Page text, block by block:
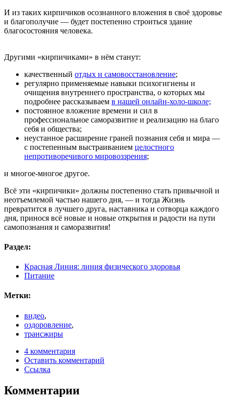
И из таких кирпичиков осознанного вложения в своё здоровье
и благополучие — будет постепенно строиться здание
благосостояния человека.
Другими «кирпичиками» в нём станут:
качественный отдых и самовосстановление;
регулярно применяемые навыки психогигиены и
очищения внутреннего пространства, о которых мы
подробнее рассказываем в нашей онлайн-холо-школе;
постоянное вложение времени и сил в
профессиональное саморазвитие и реализацию на благо
себя и общества;
неустанное расширение граней познания себя и мира —
с постепенным выстраиванием целостного
непротиворечивого мировоззрения;
и многое-многое другое.
Всё эти «кирпичики» должны постепенно стать привычной и
неотъемлемой частью нашего дня, — и тогда Жизнь
превратится в лучшего друга, наставника и сотворца каждого
дня, принося всё новые и новые открытия и радости на пути
самопознания и саморазвития!
Раздел:
Красная Линия: линия физического здоровья
Питание
Метки:
видео,
оздоровление,
трансжиры
4 комментария
Оставить комментарий
Ссылка
Комментарии